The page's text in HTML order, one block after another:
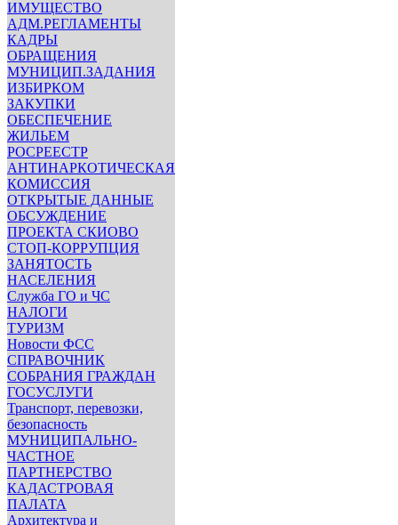
ИМУЩЕСТВО
АДМ.РЕГЛАМЕНТЫ
КАДРЫ
ОБРАЩЕНИЯ
МУНИЦИП.ЗАДАНИЯ
ИЗБИРКОМ
ЗАКУПКИ
ОБЕСПЕЧЕНИЕ
ЖИЛЬЕМ
РОСРЕЕСТР
АНТИНАРКОТИЧЕСКАЯ
КОМИССИЯ
ОТКРЫТЫЕ ДАННЫЕ
ОБСУЖДЕНИЕ
ПРОЕКТА СКИОВО
СТОП-КОРРУПЦИЯ
ЗАНЯТОСТЬ
НАСЕЛЕНИЯ
Служба ГО и ЧС
НАЛОГИ
ТУРИЗМ
Новости ФСС
СПРАВОЧНИК
СОБРАНИЯ ГРАЖДАН
ГОСУСЛУГИ
Транспорт, перевозки,
безопасность
МУНИЦИПАЛЬНО-
ЧАСТНОЕ
ПАРТНЕРСТВО
КАДАСТРОВАЯ
ПАЛАТА
Архитектура и